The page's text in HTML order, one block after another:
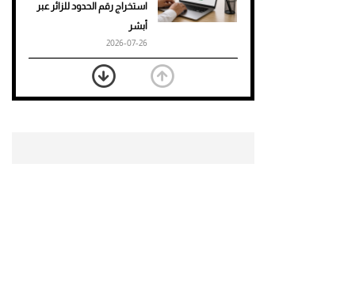
استخراج رقم الحدود للزائر عبر
أبشر
2026-07-26
بعد 7 أشهر من تعرضه لحادث
مروع.. جوشوا يفوز على برينغا